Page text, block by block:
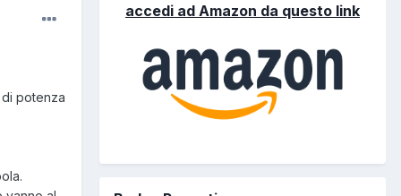
potenza
accedi ad Amazon da questo link